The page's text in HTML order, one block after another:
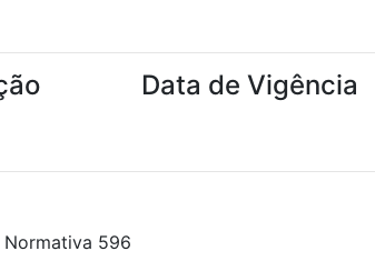
Data de Vigência
596